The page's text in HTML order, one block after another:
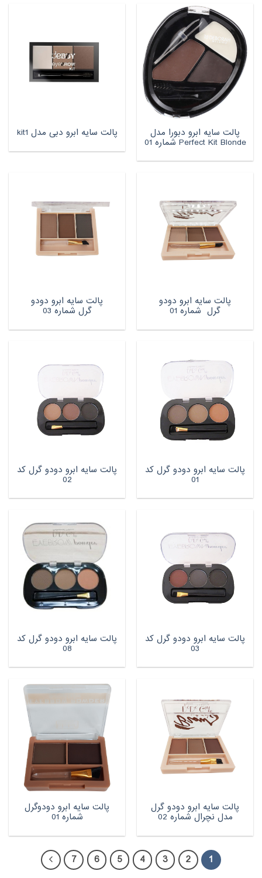
پالت سایه ابرو دبورا مدل
Perfect Kit Blonde شماره 01
پالت سایه ابرو دبی مدل kit1
پالت سایه ابرو دودو
گرل شماره 01
پالت سایه ابرو دودو
گرل شماره 03
پالت سایه ابرو دودو گرل کد
01
پالت سایه ابرو دودو گرل کد
02
پالت سایه ابرو دودو گرل کد
03
پالت سایه ابرو دودو گرل کد
08
پالت سایه ابرو دودو گرل
مدل نچرال شماره 02
پالت سایه ابرو دودوگرل
شماره 01
1
2
3
4
5
6
7